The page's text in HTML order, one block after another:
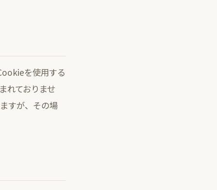
を使用する
れておりませ
すが、その場